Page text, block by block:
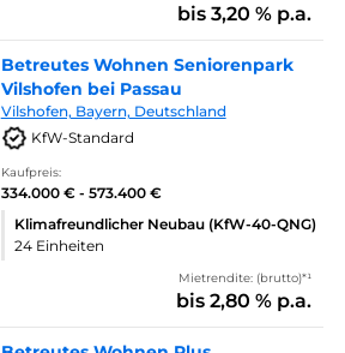
bis 3,20 % p.a.
Betreutes Wohnen Seniorenpark
Vilshofen bei Passau
Vilshofen, Bayern, Deutschland
KfW-Standard
Kaufpreis:
334.000 € - 573.400 €
Klimafreundlicher Neubau (KfW-40-QNG)
24 Einheiten
Mietrendite: (brutto)*¹
bis 2,80 % p.a.